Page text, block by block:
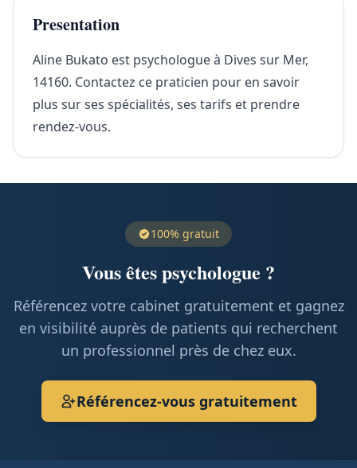
Presentation
Aline Bukato est psychologue à Dives sur Mer,
14160. Contactez ce praticien pour en savoir
plus sur ses spécialités, ses tarifs et prendre
rendez-vous.
100% gratuit
Vous êtes psychologue ?
Référencez votre cabinet gratuitement et gagnez
en visibilité auprès de patients qui recherchent
un professionnel près de chez eux.
Référencez-vous gratuitement